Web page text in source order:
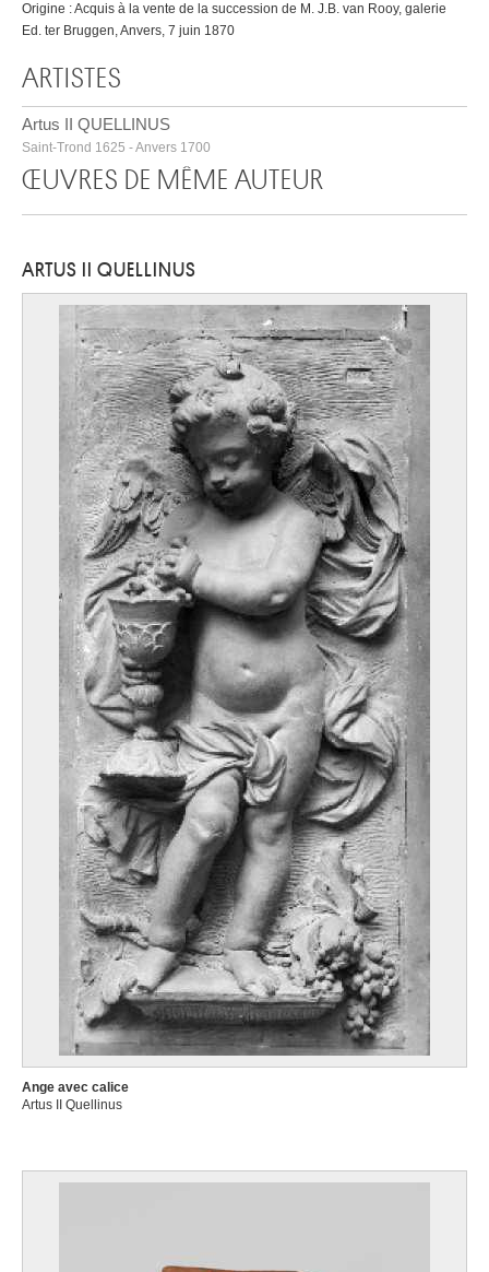
Origine : Acquis à la vente de la succession de M. J.B. van Rooy, galerie
Ed. ter Bruggen, Anvers, 7 juin 1870
ARTISTES
Artus II QUELLINUS
Saint-Trond 1625 - Anvers 1700
ŒUVRES DE MÊME AUTEUR
ARTUS II QUELLINUS
Ange avec calice
Artus II Quellinus